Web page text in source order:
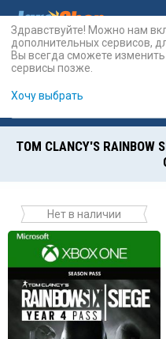
Карты
TOM CLANCY'S RAINBOW
Нет в наличии
Здравствуйте! Можно нам
дополнительных сервисов,
Вы всегда сможете
сервисы позже.
Хочу выбрать